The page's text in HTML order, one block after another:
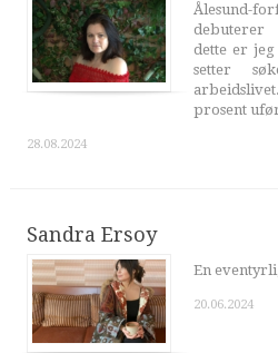
Ålesund-
debuterer
dette er
setter
prosent
28.08.2024
Sandra Ersoy
En
20.06.2024